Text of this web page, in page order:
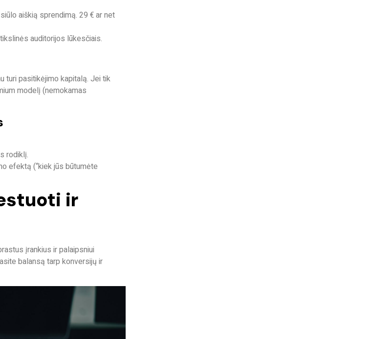
aiškią sprendimą. 29 € ar net
auditorijos lūkesčiais.
turi pasitikėjimo kapitalą. Jei tik
modelį (nemokamas
rodiklį.
efektą (“kiek jūs būtumėte
ir
įrankius ir palaipsniui
balansą tarp konversijų ir